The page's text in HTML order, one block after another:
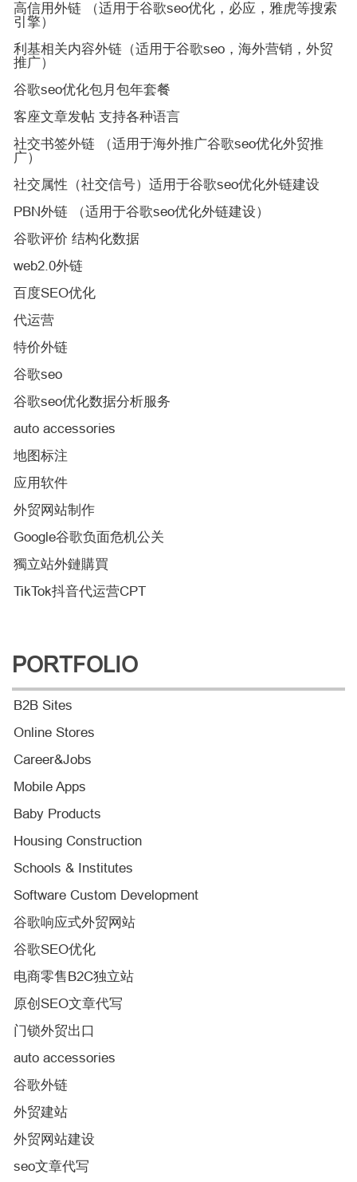
高信用外链 （适用于谷歌seo优化，必应，雅虎等搜索
引擎）
利基相关内容外链（适用于谷歌seo，海外营销，外贸
推广）
谷歌seo优化包月包年套餐
客座文章发帖 支持各种语言
社交书签外链 （适用于海外推广谷歌seo优化外贸推
广）
社交属性（社交信号）适用于谷歌seo优化外链建设
PBN外链 （适用于谷歌seo优化外链建设）
谷歌评价 结构化数据
web2.0外链
百度SEO优化
代运营
特价外链
谷歌seo
谷歌seo优化数据分析服务
auto accessories
地图标注
应用软件
外贸网站制作
Google谷歌负面危机公关
獨立站外鏈購買
TikTok抖音代运营CPT
PORTFOLIO
B2B Sites
Online Stores
Career&Jobs
Mobile Apps
Baby Products
Housing Construction
Schools & Institutes
Software Custom Development
谷歌响应式外贸网站
谷歌SEO优化
电商零售B2C独立站
原创SEO文章代写
门锁外贸出口
auto accessories
谷歌外链
外贸建站
外贸网站建设
seo文章代写